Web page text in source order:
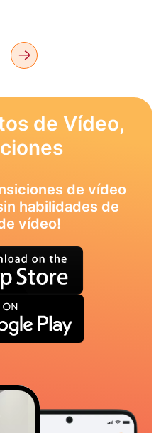
de Vídeo,
de vídeo
habilidades de
vídeo!